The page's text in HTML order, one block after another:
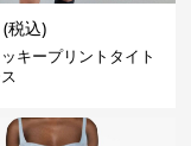
(税込)
キープリントタイト